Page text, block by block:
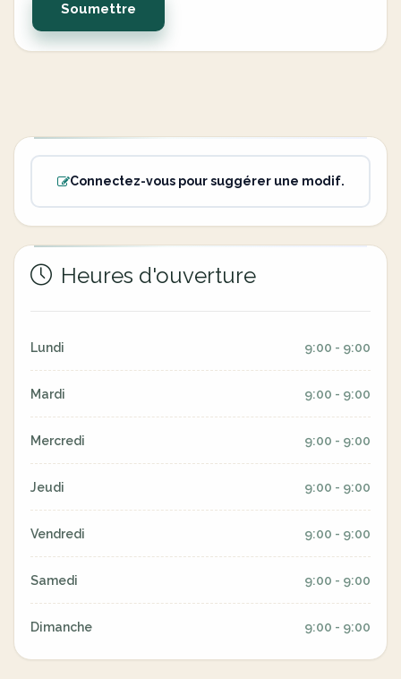
Soumettre
Connectez-vous pour suggérer une modif.
Heures d'ouverture
Lundi 9:00 - 9:00
Mardi 9:00 - 9:00
Mercredi 9:00 - 9:00
Jeudi 9:00 - 9:00
Vendredi 9:00 - 9:00
Samedi 9:00 - 9:00
Dimanche 9:00 - 9:00